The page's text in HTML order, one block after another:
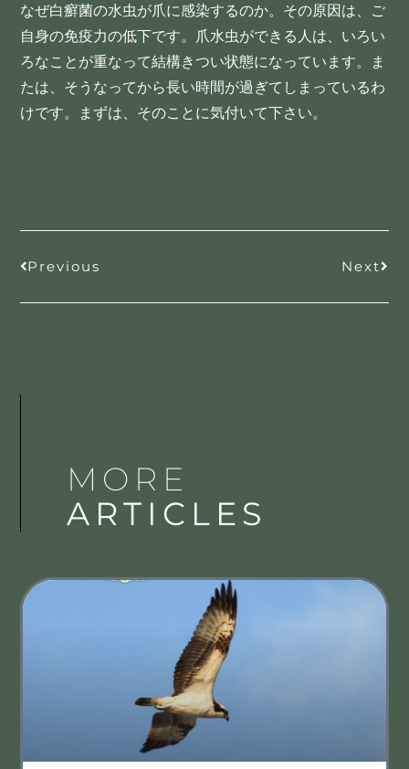
なぜ白癬菌の水虫が爪に感染するのか。その原因は、ご
自身の免疫力の低下です。爪水虫ができる人は、いろい
ろなことが重なって結構きつい状態になっています。ま
たは、そうなってから長い時間が過ぎてしまっているわ
けです。まずは、そのことに気付いて下さい。
Previous Next
MORE
ARTICLES